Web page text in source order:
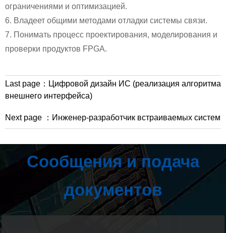
ограничениями и оптимизацией.
6. Владеет общими методами отладки системы связи.
7. Понимать процесс проектирования, моделирования и
проверки продуктов FPGA.
Last page： Цифровой дизайн ИС (реализация алгоритма
внешнего интерфейса)
Next page ： Инженер-разработчик встраиваемых систем
Сообщения и подача
документов